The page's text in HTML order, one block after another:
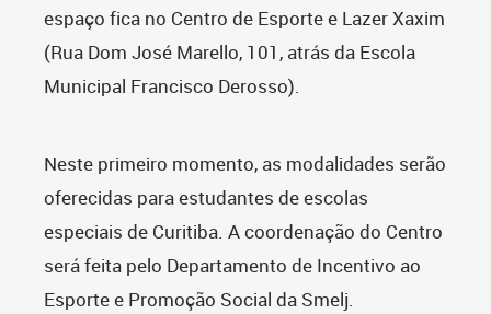
espaço fica no Centro de Esporte e Lazer Xaxim
(Rua Dom José Marello, 101, atrás da Escola
Municipal Francisco Derosso).
Neste primeiro momento, as modalidades serão
oferecidas para estudantes de escolas
especiais de Curitiba. A coordenação do Centro
será feita pelo Departamento de Incentivo ao
Esporte e Promoção Social da Smelj.